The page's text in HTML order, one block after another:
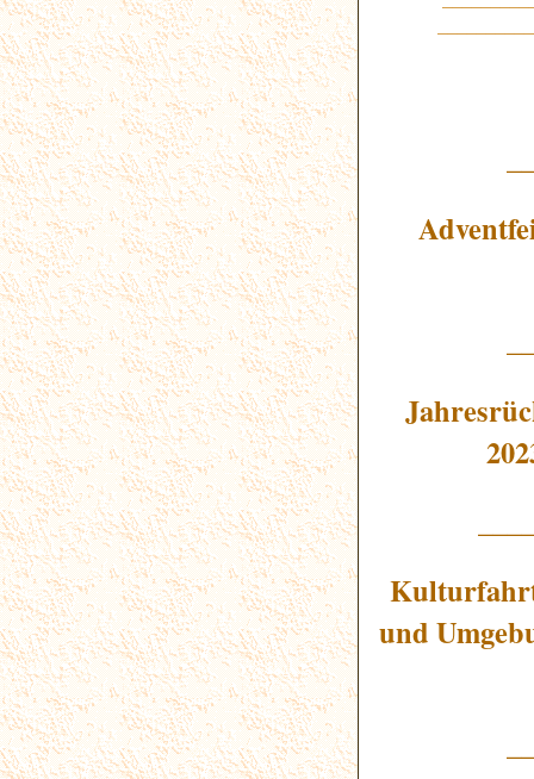
und